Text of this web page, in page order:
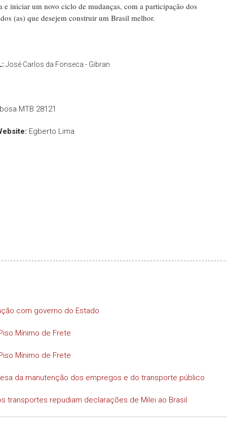
e iniciar um novo ciclo de mudanças, com a participação dos
(as) que desejem construir um Brasil melhor.
José Carlos da Fonseca - Gibran
MTB 28121
Egberto Lima
com governo do Estado
Mínimo de Frete
Mínimo de Frete
da manutenção dos empregos e do transporte público
transportes repudiam declarações de Milei ao Brasil